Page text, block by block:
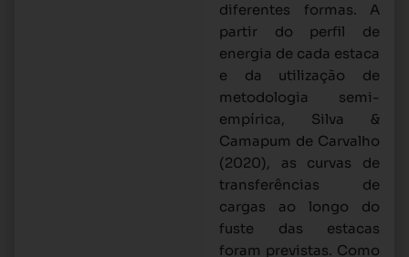
diferentes formas. A
partir do perfil de
energia de cada estaca
e da utilização de
metodologia semi-
empírica, Silva &
Camapum de Carvalho
(2020), as curvas de
transferências de
cargas ao longo do
fuste das estacas
foram previstas. Como